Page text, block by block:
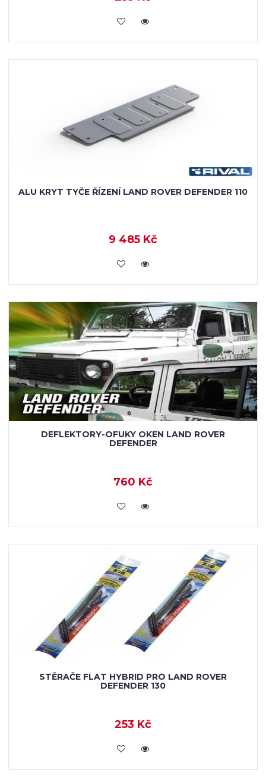
KOUPIT
ALU KRYT TYČE ŘÍZENÍ LAND ROVER DEFENDER 110
9 485 Kč
KOUPIT
DEFLEKTORY-OFUKY OKEN LAND ROVER
DEFENDER
760 Kč
KOUPIT
STĚRAČE FLAT HYBRID PRO LAND ROVER
DEFENDER 130
253 Kč
KOUPIT